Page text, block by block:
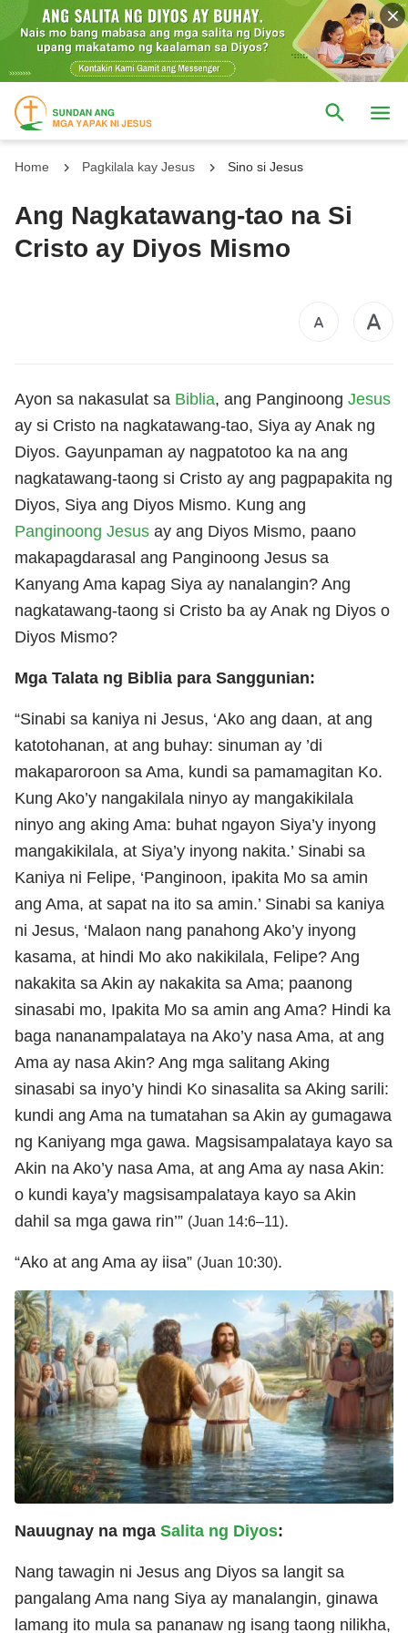
Home Pagkilala kay Jesus Sino si Jesus
Ang Nagkatawang-tao na Si
Cristo ay Diyos Mismo
Ayon sa nakasulat sa Biblia, ang Panginoong Jesus
ay si Cristo na nagkatawang-tao, Siya ay Anak ng
Diyos. Gayunpaman ay nagpatotoo ka na ang
nagkatawang-taong si Cristo ay ang pagpapakita ng
Diyos, Siya ang Diyos Mismo. Kung ang
Panginoong Jesus ay ang Diyos Mismo, paano
makapagdarasal ang Panginoong Jesus sa
Kanyang Ama kapag Siya ay nanalangin? Ang
nagkatawang-taong si Cristo ba ay Anak ng Diyos o
Diyos Mismo?
Mga Talata ng Biblia para Sanggunian:
“Sinabi sa kaniya ni Jesus, ‘Ako ang daan, at ang
katotohanan, at ang buhay: sinuman ay ’di
makaparoroon sa Ama, kundi sa pamamagitan Ko.
Kung Ako’y nangakilala ninyo ay mangakikilala
ninyo ang aking Ama: buhat ngayon Siya’y inyong
mangakikilala, at Siya’y inyong nakita.’ Sinabi sa
Kaniya ni Felipe, ‘Panginoon, ipakita Mo sa amin
ang Ama, at sapat na ito sa amin.’ Sinabi sa kaniya
ni Jesus, ‘Malaon nang panahong Ako’y inyong
kasama, at hindi Mo ako nakikilala, Felipe? Ang
nakakita sa Akin ay nakakita sa Ama; paanong
sinasabi mo, Ipakita Mo sa amin ang Ama? Hindi ka
baga nananampalataya na Ako’y nasa Ama, at ang
Ama ay nasa Akin? Ang mga salitang Aking
sinasabi sa inyo’y hindi Ko sinasalita sa Aking sarili:
kundi ang Ama na tumatahan sa Akin ay gumagawa
ng Kaniyang mga gawa. Magsisampalataya kayo sa
Akin na Ako’y nasa Ama, at ang Ama ay nasa Akin:
o kundi kaya’y magsisampalataya kayo sa Akin
dahil sa mga gawa rin’” (Juan 14:6–11).
“Ako at ang Ama ay iisa” (Juan 10:30).
Nauugnay na mga Salita ng Diyos:
Nang tawagin ni Jesus ang Diyos sa langit sa
pangalang Ama nang Siya ay manalangin, ginawa
lamang ito mula sa pananaw ng isang taong nilikha,